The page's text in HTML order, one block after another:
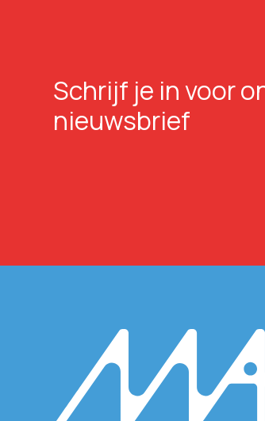
Schrijf je in voor
nieuwsbrief